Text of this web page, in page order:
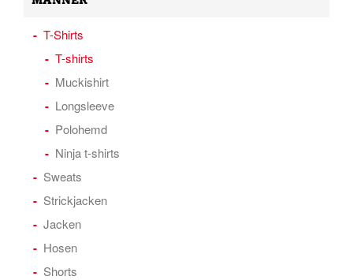
T-Shirts
T-shirts
Muckishirt
Longsleeve
Polohemd
Ninja t-shirts
Sweats
Strickjacken
Jacken
Hosen
Shorts